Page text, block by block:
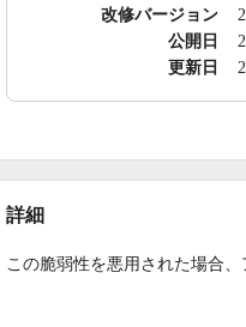
改修バージョン
公開日
更新日
詳細
この脆弱性を悪用された場合